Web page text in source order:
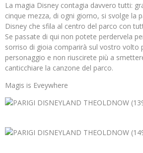
La magia Disney contagia davvero tutti:
cinque mezza, di ogni giorno, si svolge la
Disney che sfila al centro del parco con
Se passate di qui non potete perdervela
sorriso di gioia comparirà sul vostro volto
personaggio e non riuscirete più a
canticchiare la canzone del parco.
Magis is Eveywhere